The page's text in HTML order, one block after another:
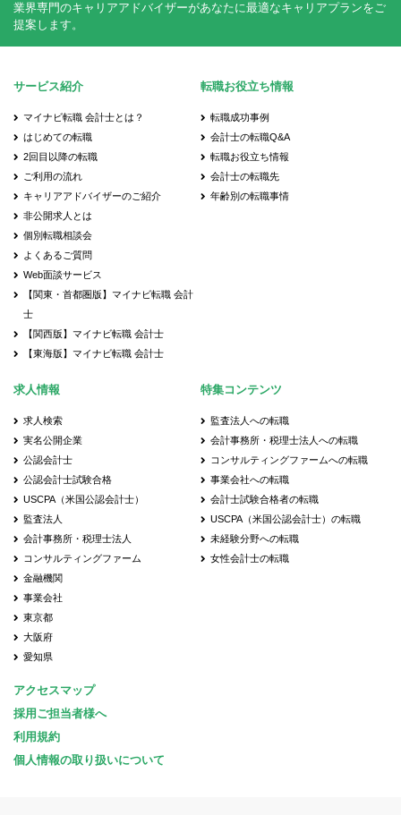
業界専門のキャリアアドバイザーがあなたに最適なキャリアプランをご
提案します。
サービス紹介
マイナビ転職 会計士とは？
はじめての転職
2回目以降の転職
ご利用の流れ
キャリアアドバイザーのご紹介
非公開求人とは
個別転職相談会
よくあるご質問
Web面談サービス
【関東・首都圏版】マイナビ転職 会計
士
【関西版】マイナビ転職 会計士
【東海版】マイナビ転職 会計士
転職お役立ち情報
転職成功事例
会計士の転職Q&A
転職お役立ち情報
会計士の転職先
年齢別の転職事情
求人情報
求人検索
実名公開企業
公認会計士
公認会計士試験合格
USCPA（米国公認会計士）
監査法人
会計事務所・税理士法人
コンサルティングファーム
金融機関
事業会社
東京都
大阪府
愛知県
特集コンテンツ
監査法人への転職
会計事務所・税理士法人への転職
コンサルティングファームへの転職
事業会社への転職
会計士試験合格者の転職
USCPA（米国公認会計士）の転職
未経験分野への転職
女性会計士の転職
アクセスマップ
採用ご担当者様へ
利用規約
個人情報の取り扱いについて